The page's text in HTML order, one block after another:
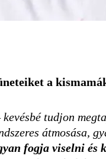
a
tudjon
átmosása,
fogja viselni